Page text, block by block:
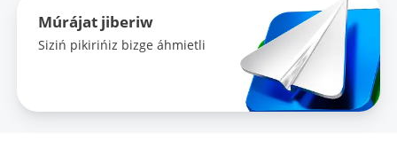
Múrájat jiberiw
Siziń pikirińiz bizge áhmietli